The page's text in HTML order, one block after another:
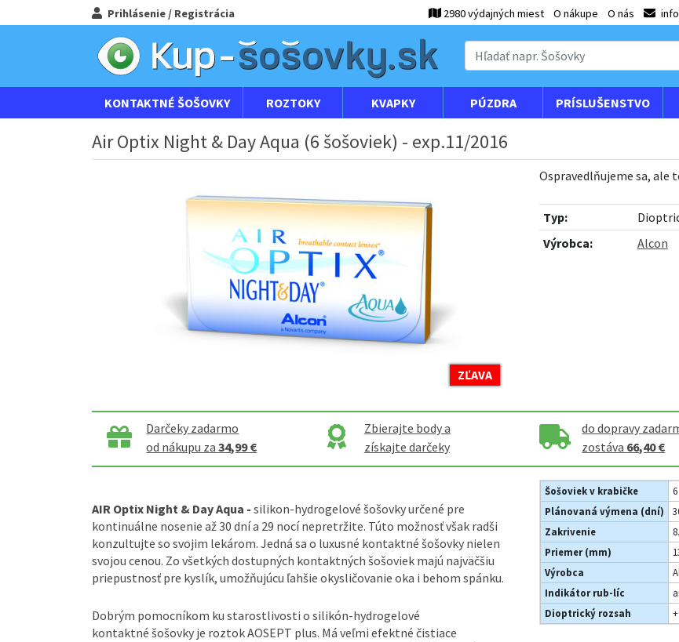
Prihlásenie / Registrácia 2980 výdajných miest O nákupe O nás
KONTAKTNÉ ŠOŠOVKY ROZTOKY KVAPKY PÚZDRA PRÍSLUŠENSTVO
Air Optix Night & Day Aqua (6 šošoviek) - exp.11/2016
ZĽAVA
Ospravedlňujeme sa, ale
Typ:
Výrobca:
Alcon
Darčeky zadarmo
od nákupu za34,99 €
Zbierajte body a
získajte darčeky
do dopravy
zostáva 66,40 €
AIR Optix Night & Day Aqua - silikon-hydrogelové šošovky určené pre
kontinuálne nosenie až 30 dní a 29 nocí nepretržite. Túto možnosť však radši
konzultujte so svojim lekárom. Jedná sa o luxusné kontaktné šošovky nielen
svojou cenou. Zo všetkých dostupných kontaktných šošoviek majú najväčšiu
priepustnosť pre kyslík, umožňujúcu ľahšie okysličovanie oka i behom spánku.
Dobrým pomocníkom ku starostlivosti o silikón-hydrogelové
kontaktné šošovky je roztok AOSEPT plus. Má veľmi efektné čistiace
Šošoviek v krabičke 6
Plánovaná výmena (dní)
Zakrivenie
Priemer (mm)
Výrobca
Indikátor rub-líc
Dioptrický rozsah